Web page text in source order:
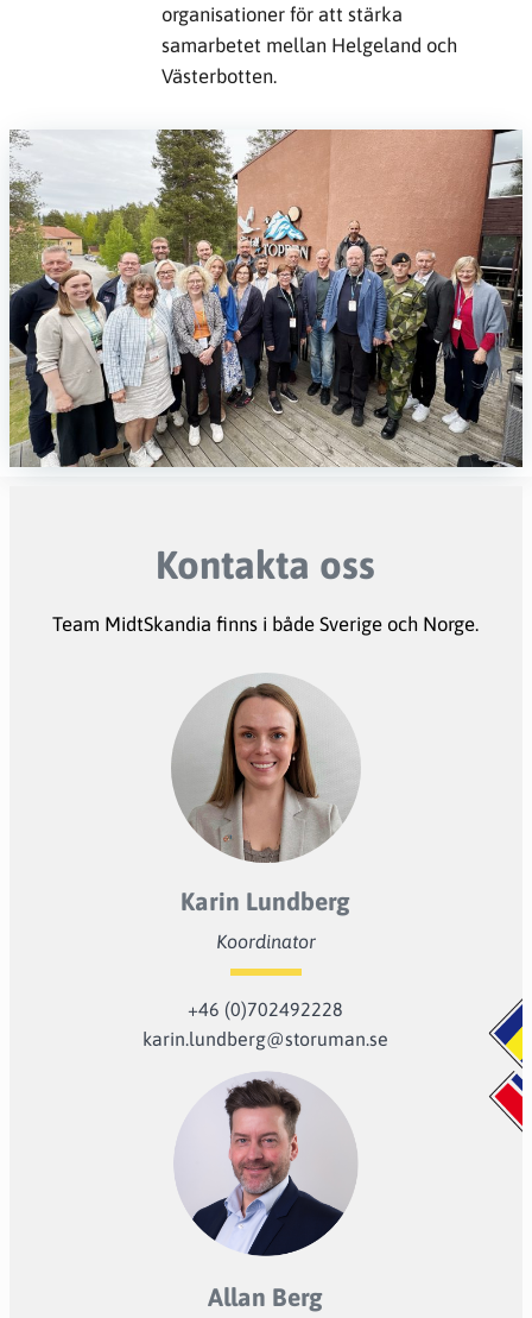
organisationer för att stärka
samarbetet mellan Helgeland och
Västerbotten.
Kontakta oss
Team MidtSkandia finns i både Sverige och Norge.
Karin Lundberg
Koordinator
+46 (0)702492228
karin.lundberg@storuman.se
Allan Berg